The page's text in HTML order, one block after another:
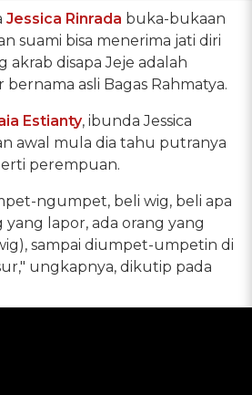
Jessica Rinrada buka-bukaan
suami bisa menerima jati diri
akrab disapa Jeje adalah
asli Bagas Rahmatya.
Estianty, ibunda Jessica
awal mula dia tahu putranya
perempuan.
ngumpet, beli wig, beli apa
lapor, ada orang yang
sampai diumpet-umpetin di
ungkapnya, dikutip pada